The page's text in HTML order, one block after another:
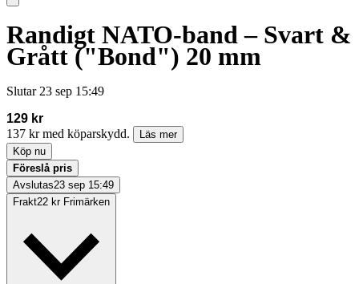
Randigt NATO-band – Svart &
Grått ("Bond") 20 mm
Slutar 23 sep 15:49
129 kr
137 kr med köparskydd.
Läs mer
Köp nu
Föreslå pris
Avslutas23 sep 15:49
Frakt22 kr Frimärken